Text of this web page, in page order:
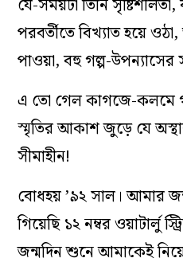
যে-সময়টা তিনি সৃষ্টিশীলতা,
পরবর্তীতে বিখ্যাত হয়ে
পাওয়া, বহু গল্প-উপন্যাসের
এ তো গেল কাগজে-কলমে
স্মৃতির আকাশ জুড়ে যে
সীমাহীন!
বোধহয় ’৯২ সাল। আমার
গিয়েছি ১২ নম্বর ওয়াটার্লু
জন্মদিন শুনে আমাকেই